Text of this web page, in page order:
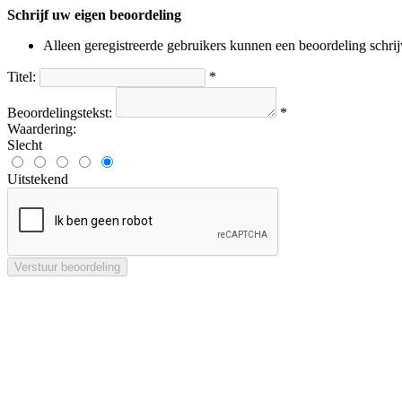
Schrijf uw eigen beoordeling
Alleen geregistreerde gebruikers kunnen een beoordeling
Titel: *
Beoordelingstekst:
*
Waardering:
Slecht
Uitstekend
Verstuur beoordeling